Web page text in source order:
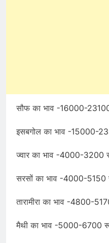
सौफ का भाव -16000-
इसबगोल का भाव -15000-
ज्वार का भाव -4000-3200
सरसों का भाव -4000-5150
तारामीरा का भाव -4800-
मैथी का भाव -5000-6700